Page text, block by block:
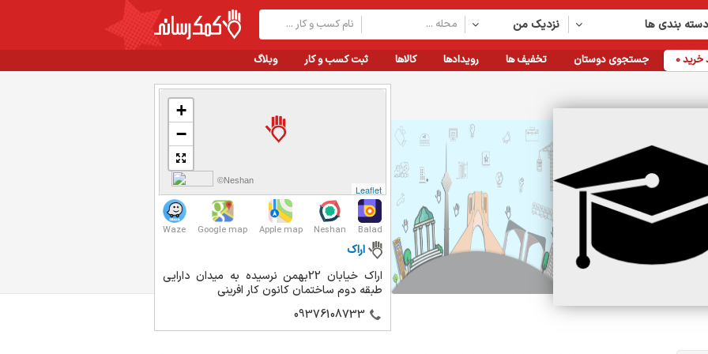
نزدیک من بندی ها
وبلاگ ثبت کسب و کار کالاها رویدادها تخفیف ها جستجوی دوستان خرید0
+
−
Leaflet
©Neshan
Balad
Neshan
Apple map
Google map
Waze
اراک
اراک خیابان 22بهمن نرسیده به میدان دارایی
طبقه دوم ساختمان کانون کار افرینی
09376108733